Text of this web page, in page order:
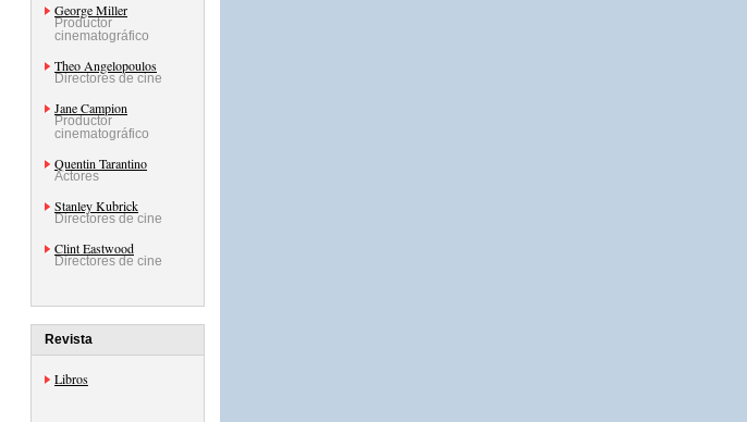
George Miller
Productor
cinematográfico
Theo Angelopoulos
Directores de cine
Jane Campion
Productor
cinematográfico
Quentin Tarantino
Actores
Stanley Kubrick
Directores de cine
Clint Eastwood
Directores de cine
Revista
Libros